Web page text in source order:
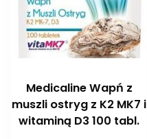
Medicaline Wapń z
muszli ostryg z K2 MK7 i
witaminą D3 100 tabl.